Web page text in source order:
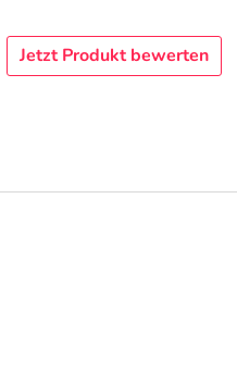
Jetzt Produkt bewerten